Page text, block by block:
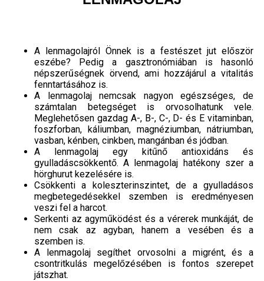
A lenmagolajról Önnek is a festészet jut először
eszébe? Pedig a gasztronómiában is hasonló
népszerűségnek örvend, ami hozzájárul a vitalitás
fenntartásához is.
A lenmagolaj nemcsak nagyon egészséges, de
számtalan betegséget is orvosolhatunk vele.
Meglehetősen gazdag A-, B-, C-, D- és E vitaminban,
foszforban, káliumban, magnéziumban, nátriumban,
vasban, kénben, cinkben, mangánban és jódban.
A lenmagolaj egy kitűnő antioxidáns és
gyulladáscsökkentő. A lenmagolaj hatékony szer a
hörghurut kezelésére is.
Csökkenti a koleszterinszintet, de a gyulladásos
megbetegedésekkel szemben is eredményesen
veszi fel a harcot.
Serkenti az agyműködést és a vérerek munkáját, de
nem csak az agyban, hanem a vesében és a
szemben is.
A lenmagolaj segíthet orvosolni a migrént, és a
csontritkulás megelőzésében is fontos szerepet
játszhat.